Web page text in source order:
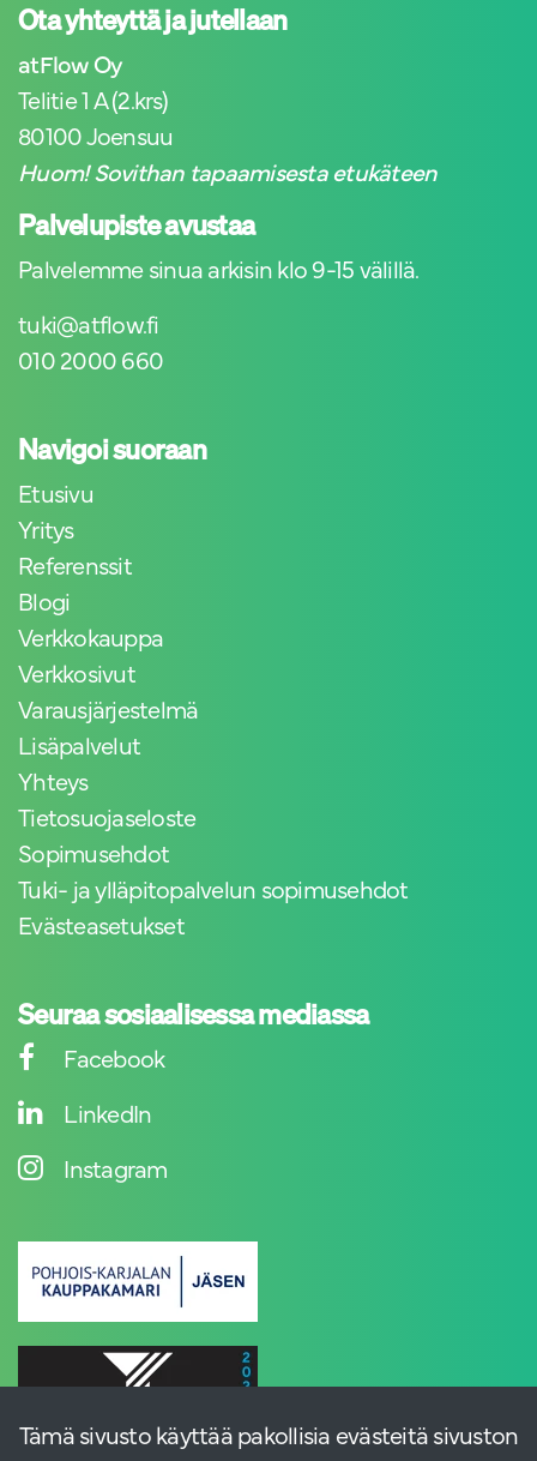
Tämä sivusto käyttää pakollisia evästeitä sivuston
Ota yhteyttä ja jutellaan
atFlow Oy
Telitie 1 A (2.krs)
80100 Joensuu
Huom! Sovithan tapaamisesta etukäteen
Palvelupiste avustaa
Palvelemme sinua arkisin klo 9-15 välillä.
tuki@atflow.fi
010 2000 660
Navigoi suoraan
Etusivu
Yritys
Referenssit
Blogi
Verkkokauppa
Verkkosivut
Varausjärjestelmä
Lisäpalvelut
Yhteys
Tietosuojaseloste
Sopimusehdot
Tuki- ja ylläpitopalvelun sopimusehdot
Evästeasetukset
Seuraa sosiaalisessa mediassa
Facebook
LinkedIn
Instagram